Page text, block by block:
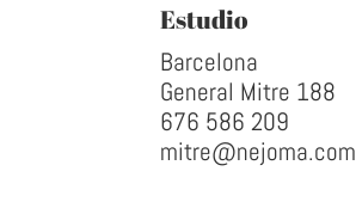
Estudio
Barcelona
General Mitre 188
676 586 209
mitre@nejoma.com